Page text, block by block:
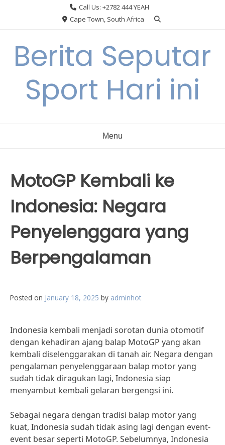
Call Us: +2782 444 YEAH
Cape Town, South Africa
Berita Seputar
Sport Hari ini
Menu
MotoGP Kembali ke
Indonesia: Negara
Penyelenggara yang
Berpengalaman
Posted on January 18, 2025 by adminhot
Indonesia kembali menjadi sorotan dunia otomotif
dengan kehadiran ajang balap MotoGP yang akan
kembali diselenggarakan di tanah air. Negara dengan
pengalaman penyelenggaraan balap motor yang
sudah tidak diragukan lagi, Indonesia siap
menyambut kembali gelaran bergengsi ini.
Sebagai negara dengan tradisi balap motor yang
kuat, Indonesia sudah tidak asing lagi dengan event-
event besar seperti MotoGP. Sebelumnya, Indonesia